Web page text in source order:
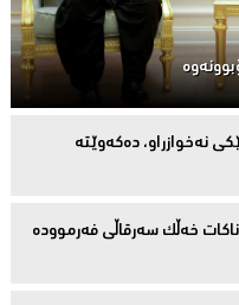
نەخوازراو، دەكەوێتە
خەڵک سەرقاڵى فەرموودە